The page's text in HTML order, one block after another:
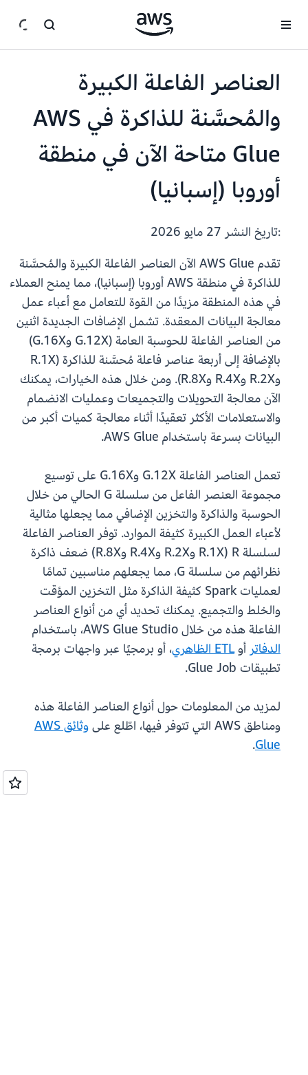
العناصر الفاعلة الكبيرة
والمُحسَّنة للذاكرة في AWS
Glue متاحة الآن في منطقة
أوروبا (إسبانيا)
:تاريخ النشر
تقدم AWS Glue الآن العناصر الفاعلة الكبيرة والمُحسَّنة
للذاكرة في منطقة AWS أوروبا (إسبانيا)، مما يمنح العملاء
في هذه المنطقة مزيدًا من القوة للتعامل مع أعباء عمل
معالجة البيانات المعقدة. تشمل الإضافات الجديدة اثنين
من العناصر الفاعلة للحوسبة العامة (G.12X وG.16X)
بالإضافة إلى أربعة عناصر فاعلة مُحسَّنة للذاكرة (R.1X
وR.2X وR.4X وR.8X). ومن خلال هذه الخيارات، يمكنك
الآن معالجة التحويلات والتجميعات وعمليات الانضمام
والاستعلامات الأكثر تعقيدًا أثناء معالجة كميات أكبر من
البيانات بسرعة باستخدام AWS Glue.
تعمل العناصر الفاعلة G.12X وG.16X على توسيع
مجموعة العنصر الفاعل من سلسلة G الحالي من خلال
الحوسبة والذاكرة والتخزين الإضافي مما يجعلها مثالية
لأعباء العمل الكبيرة كثيفة الموارد. توفر العناصر الفاعلة
لسلسلة R (R.1X وR.2X وR.4X وR.8X) ضعف ذاكرة
نظرائهم من سلسلة G، مما يجعلهم مناسبين تمامًا
لعمليات Spark كثيفة الذاكرة مثل التخزين المؤقت
والخلط والتجميع. يمكنك تحديد أي من أنواع العناصر
الفاعلة هذه من خلال AWS Glue Studio، باستخدام
الدفاتر أوETL الظاهري
، أو برمجيًا عبر واجهات برمجة
تطبيقات Glue Job.
لمزيد من المعلومات حول أنواع العناصر الفاعلة هذه
ومناطق AWS التي تتوفر فيها، اطّلع على
وثائق AWS
Glue
.